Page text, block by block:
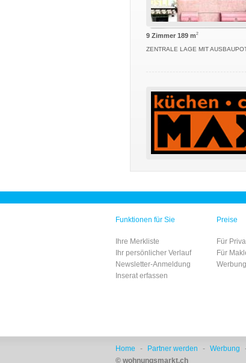
9 Zimmer 189 m2
ZENTRALE LAGE MIT
Funktionen für Sie
Ihre Merkliste
Ihr persönlicher Verlauf
Newsletter-Anmeldung
Inserat erfassen
Preise
Für
Für
Werbung
Home - Partner werden - Werbung
© wohnungsmarkt.ch